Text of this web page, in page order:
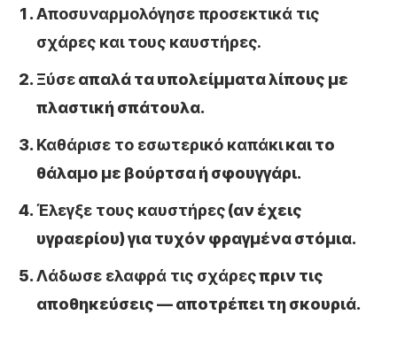
Αποσυναρμολόγησε προσεκτικά τις
σχάρες και τους καυστήρες.
Ξύσεαπαλά τα υπολείμματα λίπους με
πλαστική σπάτουλα.
Καθάρισε το εσωτερικό καπάκικαι το
θάλαμο με βούρτσα ή σφουγγάρι.
Έλεγξε τους καυστήρες(αν έχεις
υγραερίου) για τυχόν φραγμένα στόμια.
Λάδωσε ελαφρά τις σχάρεςπριν τις
αποθηκεύσεις — αποτρέπει τη σκουριά.